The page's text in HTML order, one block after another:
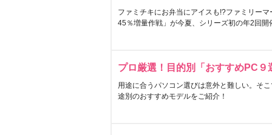
ファミチキにお弁当にアイスも!?ファミリー
45％増量作戦」が今夏、シリーズ初の年2回開
プロ厳選！目的別「おすすめPC９
用途に合うパソコン選びは意外と難しい。そ
途別のおすすめモデルをご紹介！